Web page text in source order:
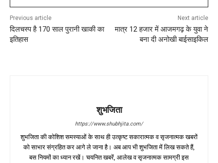
Previous article
दिलचस्प है 170 साल पुरानी खाकी का
इतिहास
Next article
मात्र 12 हजार में आजमगढ़ के युवा ने
बना दी अनोखी बाईसाइकिल
शुभजिता
https://www.shubhjita.com/
शुभजिता की कोशिश समस्याओं के साथ ही उत्कृष्ट सकारात्मक व सृजनात्मक खबरों
को साभार संग्रहित कर आगे ले जाना है। अब आप भी शुभजिता में लिख सकते हैं,
बस नियमों का ध्यान रखें। चयनित खबरें, आलेख व सृजनात्मक सामग्री इस